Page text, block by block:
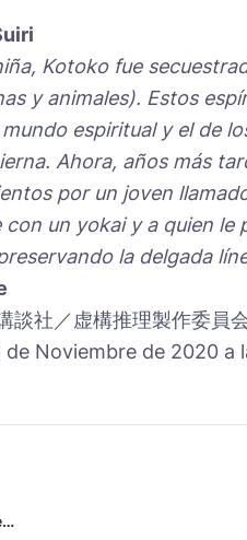
Kotoko fue
y animales). Estos
espiritual y el de
Ahora, años más
por un joven
un yokai y a quien le
la delgada
談社／虚構推理製作委員
Noviembre de 2020 a